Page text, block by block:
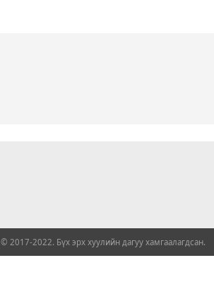
© 2017-2022. Бүх эрх хуулийн дагуу хамгаалагдсан.